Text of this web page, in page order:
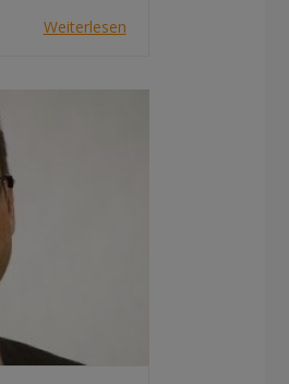
Weiterlesen